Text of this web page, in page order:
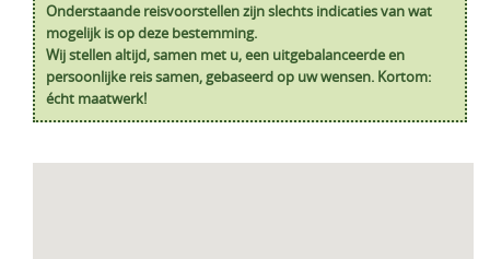
Onderstaande reisvoorstellen zijn slechts indicaties van wat
mogelijk is op deze bestemming.
Wij stellen altijd, samen met u, een uitgebalanceerde en
persoonlijke reis samen, gebaseerd op uw wensen. Kortom:
écht maatwerk!